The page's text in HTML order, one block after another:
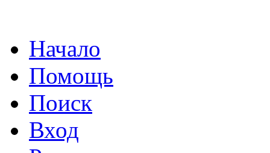
Начало
Помощь
Поиск
Вход